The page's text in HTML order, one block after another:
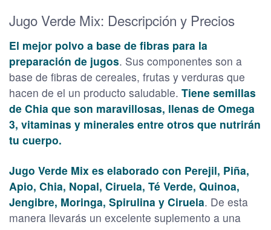
Jugo Verde Mix: Descripción y Precios
El mejor polvo a base de fibras para la
preparación de jugos. Sus componentes son a
base de fibras de cereales, frutas y verduras que
hacen de el un producto saludable. Tiene semillas
de Chia que son maravillosas, llenas de Omega
3, vitaminas y minerales entre otros que nutrirán
tu cuerpo.
Jugo Verde Mix es elaborado con Perejil, Piña,
Apio, Chia, Nopal, Ciruela, Té Verde, Quinoa,
Jengibre, Moringa, Spirulina y Ciruela. De esta
manera llevarás un excelente suplemento a una